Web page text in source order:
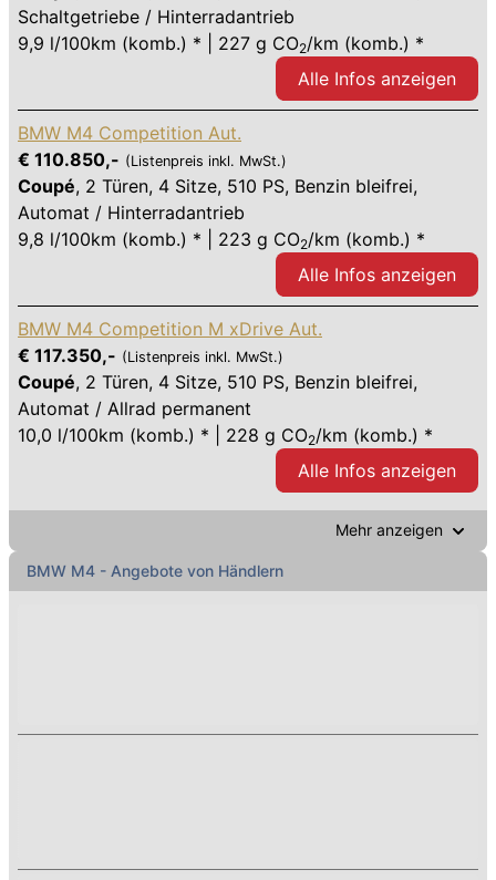
Schaltgetriebe / Hinterradantrieb
9,9 l/100km (komb.) * | 227 g CO2/km (komb.) *
Alle Infos anzeigen
BMW M4 Competition Aut.
€ 110.850,- (Listenpreis inkl. MwSt.)
Coupé, 2 Türen, 4 Sitze, 510 PS, Benzin bleifrei,
Automat / Hinterradantrieb
9,8 l/100km (komb.) * | 223 g CO2/km (komb.) *
Alle Infos anzeigen
BMW M4 Competition M xDrive Aut.
€ 117.350,- (Listenpreis inkl. MwSt.)
Coupé, 2 Türen, 4 Sitze, 510 PS, Benzin bleifrei,
Automat / Allrad permanent
10,0 l/100km (komb.) * | 228 g CO2/km (komb.) *
Alle Infos anzeigen
Mehr anzeigen
BMW M4 - Angebote von Händlern